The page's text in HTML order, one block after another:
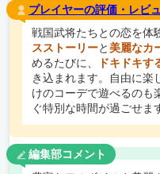
プレイヤーの評価・レビ
戦国武将たちとの恋を体
スストーリーと美麗なカ
めるたびに、
ドキドキす
き込まれます。自由に楽
けのコーデで遊べるのも
ぐ特別な時間が過ごせま
編集部コメント